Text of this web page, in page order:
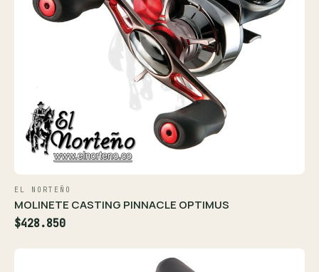
EL NORTEÑO
MOLINETE CASTING PINNACLE OPTIMUS
$428.850